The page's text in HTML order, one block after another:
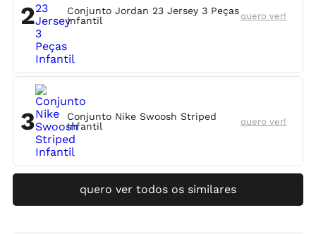
2
Conjunto Jordan 23 Jersey 3 Peças
Infantil
quero ver!
3
Conjunto Nike Swoosh Striped
Infantil
quero ver!
quero ver todos os similares